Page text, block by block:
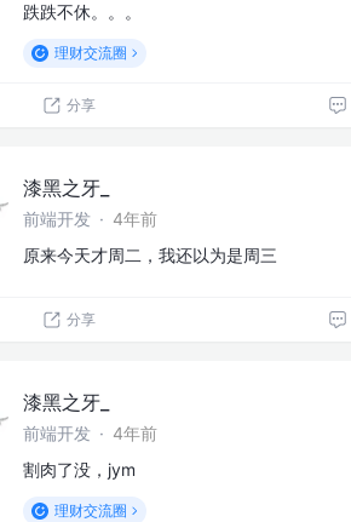
跌跌不休。。。
理财交流圈
分享
漆黑之牙_
前端开发 · 4年前
原来今天才周二，我还以为是周三
分享
漆黑之牙_
前端开发 · 4年前
割肉了没，jym
理财交流圈